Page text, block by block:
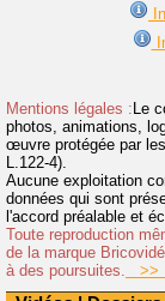
Mentions légales : Le
photos, animations,
œuvre protégée par
L.122-4).
Aucune exploitation
données qui sont
l'accord préalable et
Toute reproduction
de la marque
à des poursuites. >>